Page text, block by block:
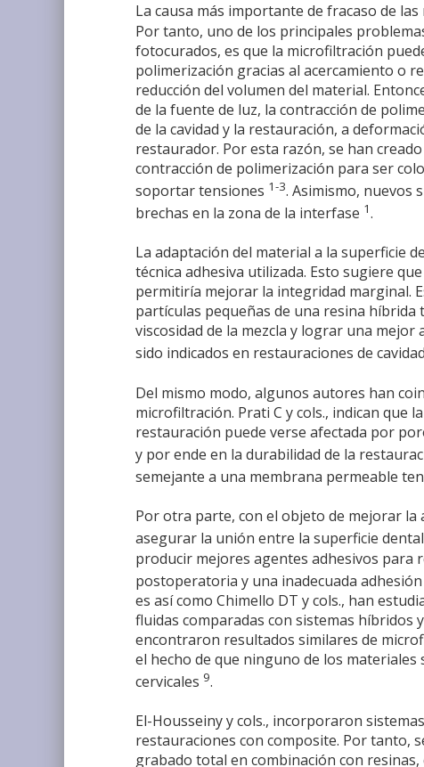
La causa más importante de fracaso de
Por tanto, uno de los principales
fotocurados, es que la microfiltración
polimerización gracias al acercamiento o
reducción del volumen del material.
de la fuente de luz, la contracción de
de la cavidad y la restauración, a
restaurador. Por esta razón, se han
contracción de polimerización para ser
soportar tensiones 1-3. Asimismo, nuevos
brechas en la zona de la interfase 1.
La adaptación del material a la superficie
técnica adhesiva utilizada. Esto sugiere
permitiría mejorar la integridad marginal.
partículas pequeñas de una resina
viscosidad de la mezcla y lograr una
sido indicados en restauraciones de
Del mismo modo, algunos autores han
microfiltración. Prati C y cols., indican que
restauración puede verse afectada por
y por ende en la durabilidad de la
semejante a una membrana permeable
Por otra parte, con el objeto de mejorar
asegurar la unión entre la superficie
producir mejores agentes adhesivos para
postoperatoria y una inadecuada adhesión
es así como Chimello DT y cols., han
fluidas comparadas con sistemas híbridos
encontraron resultados similares de
el hecho de que ninguno de los
cervicales 9.
El-Housseiny y cols., incorporaron
restauraciones con composite. Por tanto,
grabado total en combinación con